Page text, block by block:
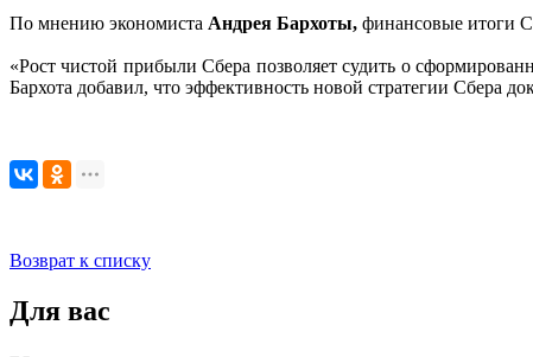
По мнению экономиста Андрея Бархоты, финансовые итоги
«Рост чистой прибыли Сбера позволяет судить о
Бархота добавил, что эффективность новой стратегии Сбера
Возврат к списку
Для вас